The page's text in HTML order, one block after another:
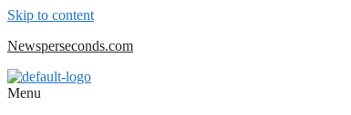
Skip to content
Newsperseconds.com
Menu